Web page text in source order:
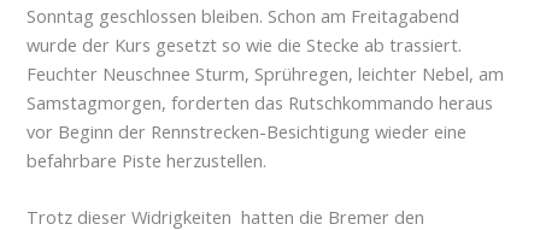
Sonntag geschlossen bleiben. Schon am Freitagabend
wurde der Kurs gesetzt so wie die Stecke ab trassiert.
Feuchter Neuschnee Sturm, Sprühregen, leichter Nebel, am
Samstagmorgen, forderten das Rutschkommando heraus
vor Beginn der Rennstrecken-Besichtigung wieder eine
befahrbare Piste herzustellen.
Trotz dieser Widrigkeiten hatten die Bremer den